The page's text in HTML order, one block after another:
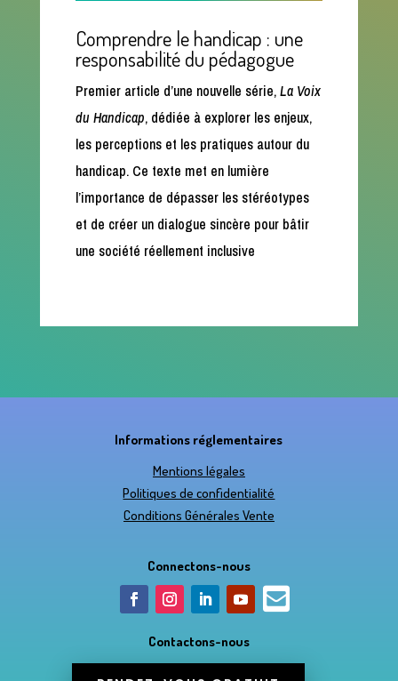
Comprendre le handicap : une
responsabilité du pédagogue
Premier article d’une nouvelle série,La Voix
du Handicap, dédiée à explorer les enjeux,
les perceptions et les pratiques autour du
handicap. Ce texte met en lumière
l’importance de dépasser les stéréotypes
et de créer un dialogue sincère pour bâtir
une société réellement inclusive
Informations réglementaires
Mentions légales
Politiques de confidentialité
Conditions Générales Vente
Connectons-nous
Contactons-nous
